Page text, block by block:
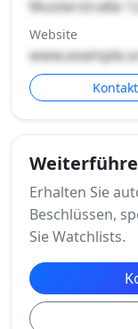
Musterstraße
Website
Erhalten Sie
Beschlüssen,
Sie Watchlists.